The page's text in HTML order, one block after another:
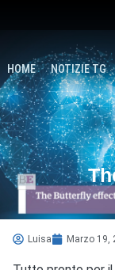
HOME NOTIZIE TG
Luisa Marzo 19,